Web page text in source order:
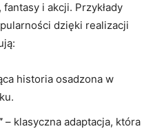
i akcji. Przykłady
dzięki realizacji
historia osadzona w
– klasyczna adaptacja, która